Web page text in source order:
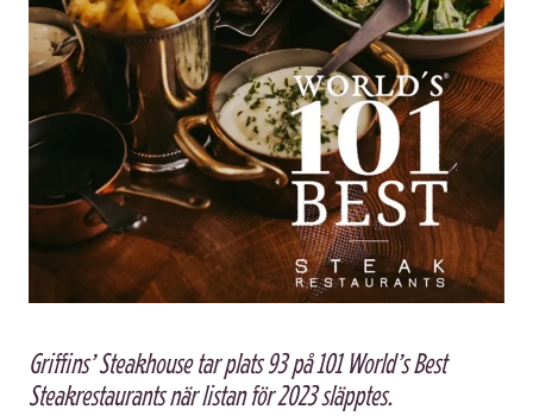
Griffins’ Steakhouse tar plats 93 på 101 World’s Best
Steakrestaurants när listan för 2023 släpptes.